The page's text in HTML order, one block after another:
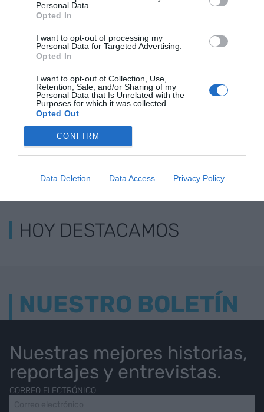
Personal Data.
Opted In
I want to opt-out of processing my
Personal Data for Targeted Advertising.
Opted In
I want to opt-out of Collection, Use,
Retention, Sale, and/or Sharing of my
Personal Data that Is Unrelated with the
Purposes for which it was collected.
Opted Out
CONFIRM
Data Deletion Data Access Privacy Policy
Laporta:
"Reflotaremos la
economía del
Barça"
El Barça más económico de
LOS MÁS LEÍDOS
HOY DESTACAMOS
NUESTRO BOLETÍN
Nuestras mejores historias,
reportajes y entrevistas.
CORREO ELECTRÓNICO